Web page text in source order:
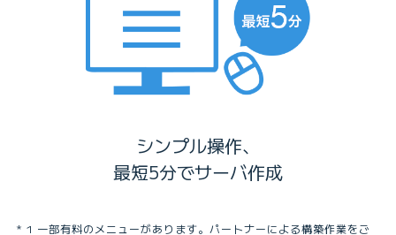
シンプル操作、
最短5分でサーバ作成
1 一部有料のメニューがあります。パートナーによる構築作業をご